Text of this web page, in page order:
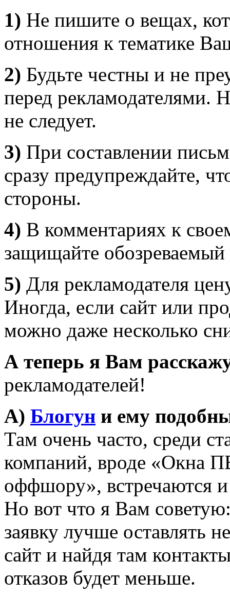
1) Не пишите о вещах,
отношения к тематике
2) Будьте честны и не
перед рекламодателями.
не следует.
3) При составлении
сразу предупреждайте,
стороны.
4) В комментариях к
защищайте обозреваемый
5) Для рекламодателя
Иногда, если сайт или
можно даже несколько
А теперь я Вам
рекламодателей!
А) Блогун и ему
Там очень часто, среди
компаний, вроде «Окна
оффшору», встречаются
Но вот что я Вам
заявку лучше оставлять
сайт и найдя там
отказов будет меньше.